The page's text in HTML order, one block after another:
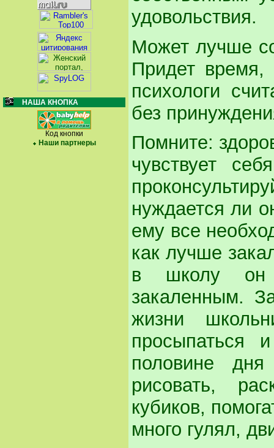
НАША КНОПКА
Код кнопки
Наши партнеры
удовольствия.
Может лучше
Придет время,
психологи
без
Помните:
чувствует
нуждается ли
ему все
как лучше
в школу он
закаленным.
жизни
просыпаться
половине
рисовать,
кубиков,
много гулял,